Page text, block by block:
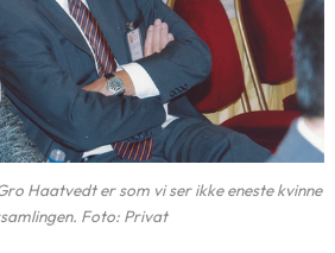
Haatvedt er som vi ser ikke eneste kvinne
Foto: Privat